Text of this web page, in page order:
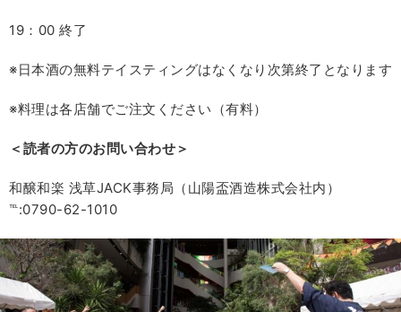
19：00 終了
※日本酒の無料テイスティングはなくなり次第終了となります
※料理は各店舗でご注文ください（有料）
＜読者の方のお問い合わせ＞
和醸和楽 浅草JACK事務局（山陽盃酒造株式会社内）
℡:0790-62-1010